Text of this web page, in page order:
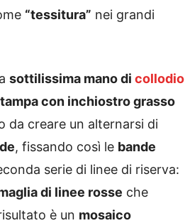
“tessitura” nei grandi
sottilissima mano di collodio
con inchiostro grasso
da creare un alternarsi di
, fissando così le bande
serie di linee di riserva:
di linee rosse che
è un mosaico